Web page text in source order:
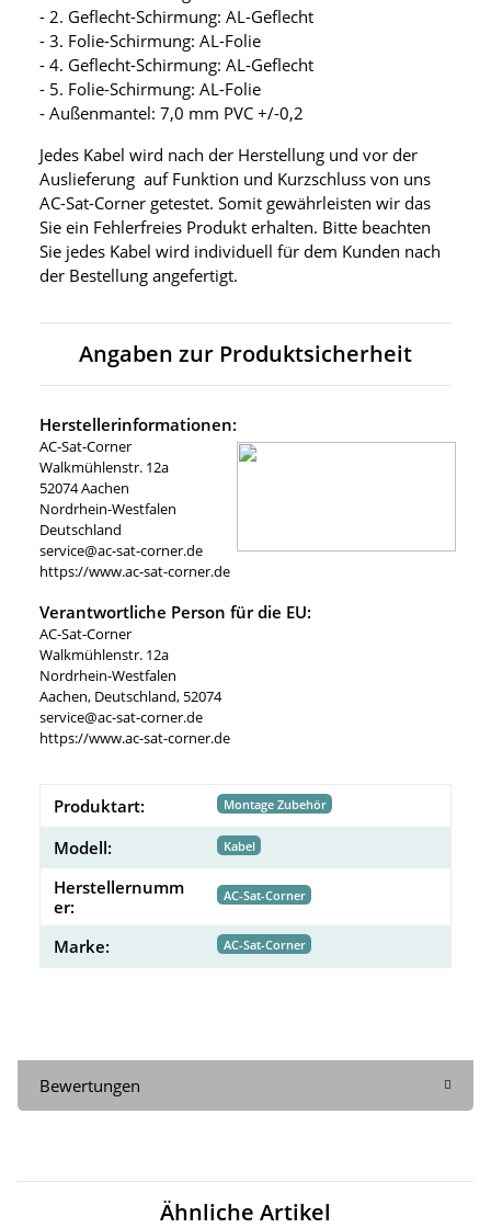
- 2. Geflecht-Schirmung: AL-Geflecht
- 3. Folie-Schirmung: AL-Folie
- 4. Geflecht-Schirmung: AL-Geflecht
- 5. Folie-Schirmung: AL-Folie
- Außenmantel: 7,0 mm PVC +/-0,2
Jedes Kabel wird nach der Herstellung und vor der
Auslieferung auf Funktion und Kurzschluss von uns
AC-Sat-Corner getestet. Somit gewährleisten wir das
Sie ein Fehlerfreies Produkt erhalten. Bitte beachten
Sie jedes Kabel wird individuell für dem Kunden nach
der Bestellung angefertigt.
Angaben zur Produktsicherheit
Herstellerinformationen:
AC-Sat-Corner
Walkmühlenstr. 12a
52074 Aachen
Nordrhein-Westfalen
Deutschland
service@ac-sat-corner.de
https://www.ac-sat-corner.de
Verantwortliche Person für die EU:
AC-Sat-Corner
Walkmühlenstr. 12a
Nordrhein-Westfalen
Aachen, Deutschland, 52074
service@ac-sat-corner.de
https://www.ac-sat-corner.de
Produktart: Montage Zubehör
Modell: Kabel
Herstellernumm
er:
AC-Sat-Corner
Marke: AC-Sat-Corner
Bewertungen
Ähnliche Artikel